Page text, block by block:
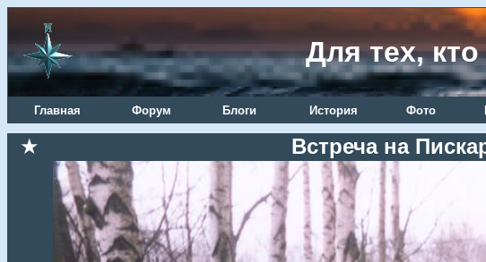
Для тех,
Главная Форум Блоги История Фото
★ Встреча на